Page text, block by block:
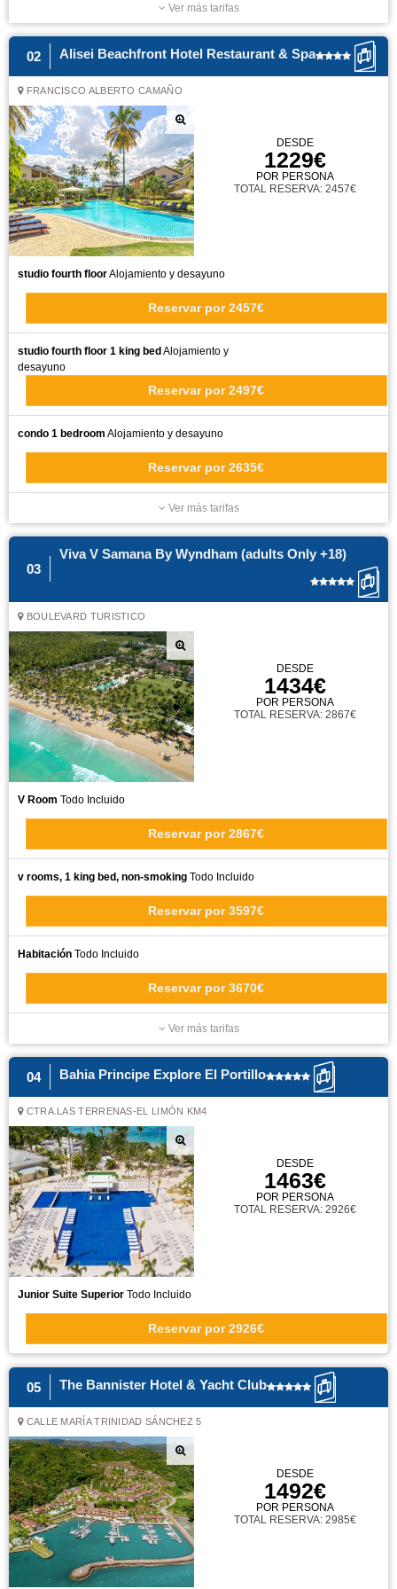
Ver más tarifas
02 Alisei Beachfront Hotel Restaurant & Spa
FRANCISCO ALBERTO CAMAÑO
DESDE
1229€
POR PERSONA
TOTAL RESERVA: 2457€
studio fourth floorAlojamiento y desayuno
Reservar por 2457€
studio fourth floor 1 king bedAlojamiento y
desayuno
Reservar por 2497€
condo 1 bedroom Alojamiento y desayuno
Reservar por 2635€
Ver más tarifas
03
Viva V Samana By Wyndham (adults Only +18)
BOULEVARD TURISTICO
DESDE
1434€
POR PERSONA
TOTAL RESERVA: 2867€
V Room Todo Incluido
Reservar por 2867€
v rooms, 1 king bed, non-smoking Todo Incluido
Reservar por 3597€
Habitación Todo Incluido
Reservar por 3670€
Ver más tarifas
04 Bahia Principe Explore El Portillo
CTRA.LAS TERRENAS-EL LIMÓN KM4
DESDE
1463€
POR PERSONA
TOTAL RESERVA: 2926€
Junior Suite Superior Todo Incluido
Reservar por 2926€
05 The Bannister Hotel & Yacht Club
CALLE MARÍA TRINIDAD SÁNCHEZ 5
DESDE
1492€
POR PERSONA
TOTAL RESERVA: 2985€